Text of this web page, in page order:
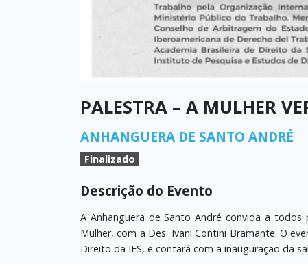
PALESTRA – A MULHER
ANHANGUERA DE SANTO ANDRÉ
Finalizado
Descrição do Evento
A Anhanguera de Santo André convida a
Mulher, com a Des. Ivani Contini Bramante. O
Direito da IES, e contará com a inauguração da